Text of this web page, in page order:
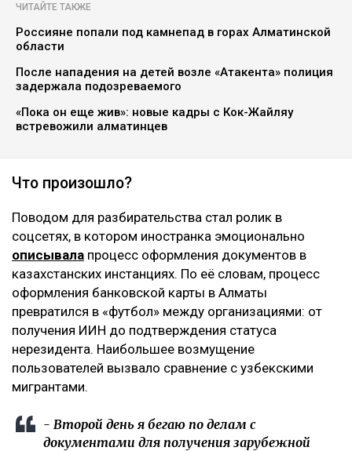
ЧИТАЙТЕ ТАКЖЕ
Россияне попали под камнепад в горах Алматинской
области
После нападения на детей возле «Атакента» полиция
задержала подозреваемого
«Пока он еще жив»: новые кадры с Кок-Жайляу
встревожили алматинцев
Что произошло?
Поводом для разбирательства стал ролик в
соцсетях, в котором иностранка эмоционально
описывала процесс оформления документов в
казахстанских инстанциях. По её словам, процесс
оформления банковской карты в Алматы
превратился в «футбол» между организациями: от
получения ИИН до подтверждения статуса
нерезидента. Наибольшее возмущение
пользователей вызвало сравнение с узбекскими
мигрантами.
- Второй день я бегаю по делам с
документами для получения зарубежной